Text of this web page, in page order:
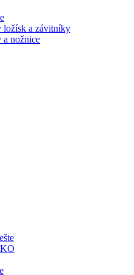
ložísk a závitníky
a nožnice